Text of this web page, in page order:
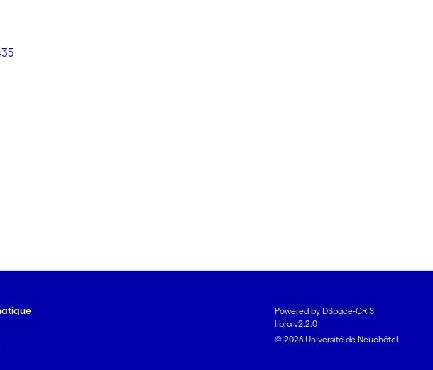
Powered by DSpace-CRIS
libra v2.2.0
© 2026 Université de Neuchâtel